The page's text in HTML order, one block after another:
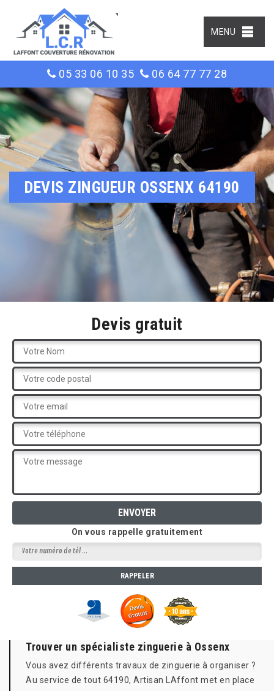
MENU
05 33 06 10 35 06 64 77 77 28
DEVIS ZINGUEUR OSSENX 64190
Devis gratuit
On vous rappelle gratuitement
Trouver un spécialiste zinguerie à Ossenx
Vous avez différents travaux de zinguerie à organiser ?
Au service de tout 64190, Artisan LAffont met en place